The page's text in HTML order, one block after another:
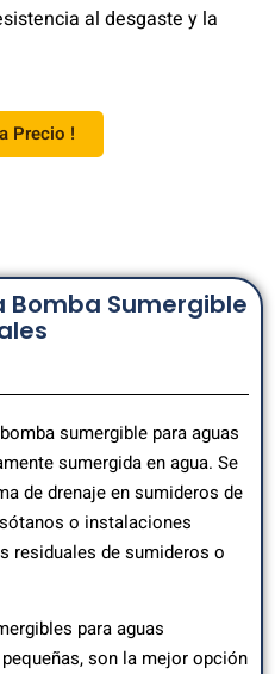
al desgaste y la
Precio !
Bomba Sumergible
sumergible para aguas
sumergida en agua. Se
de drenaje en sumideros de
o instalaciones
residuales de sumideros o
para aguas
son la mejor opción